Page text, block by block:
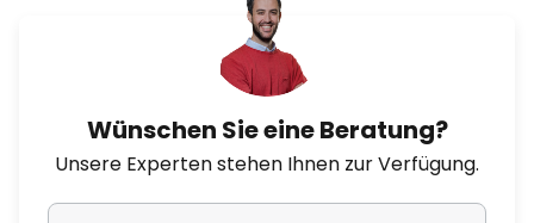
Wünschen Sie eine Beratung?
Unsere Experten stehen Ihnen zur Verfügung.